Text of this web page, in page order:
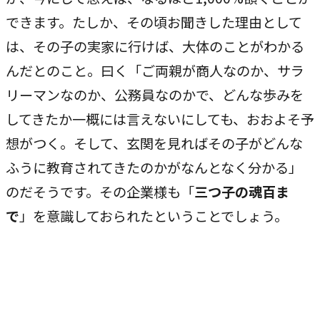
TVable
→
眠る画面をサイネージに
Piquet
指示や修正を直感的に
noNego
→
適正価格を守る仕組みに
できます。たしか、その頃お聞きした理由として
は、その子の実家に行けば、大体のことがわかる
んだとのこと。曰く「ご両親が商人なのか、サラ
リーマンなのか、公務員なのかで、どんな歩みを
してきたか一概には言えないにしても、おおよそ予
想がつく。そして、玄関を見ればその子がどんな
ふうに教育されてきたのかがなんとなく分かる」
のだそうです。その企業様も「三つ子の魂百ま
で」を意識しておられたということでしょう。